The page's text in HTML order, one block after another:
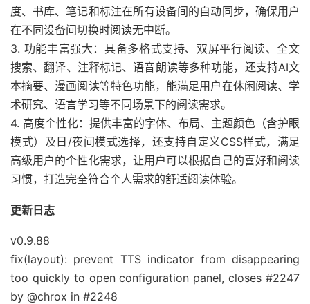
度、书库、笔记和标注在所有设备间的自动同步，确保用户
在不同设备间切换时阅读无中断。
3. 功能丰富强大：具备多格式支持、双屏平行阅读、全文
搜索、翻译、注释标记、语音朗读等多种功能，还支持AI文
本摘要、漫画阅读等特色功能，能满足用户在休闲阅读、学
术研究、语言学习等不同场景下的阅读需求。
4. 高度个性化：提供丰富的字体、布局、主题颜色（含护眼
模式）及日/夜间模式选择，还支持自定义CSS样式，满足
高级用户的个性化需求，让用户可以根据自己的喜好和阅读
习惯，打造完全符合个人需求的舒适阅读体验。
更新日志
v0.9.88
fix(layout): prevent TTS indicator from disappearing
too quickly to open configuration panel, closes #2247
by @chrox in #2248